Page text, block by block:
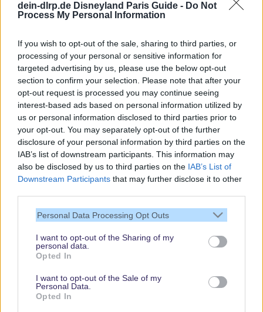
dein-dlrp.de Disneyland Paris Guide - Do Not
Process My Personal Information
If you wish to opt-out of the sale, sharing to third parties, or
processing of your personal or sensitive information for
targeted advertising by us, please use the below opt-out
section to confirm your selection. Please note that after your
opt-out request is processed you may continue seeing
interest-based ads based on personal information utilized by
us or personal information disclosed to third parties prior to
your opt-out. You may separately opt-out of the further
disclosure of your personal information by third parties on the
IAB’s list of downstream participants. This information may
also be disclosed by us to third parties on the IAB’s List of
Downstream Participants that may further disclose it to other
Personal Data Processing Opt Outs
I want to opt-out of the Sharing of my
personal data.
Opted In
I want to opt-out of the Sale of my
Personal Data.
Opted In
Spannende Lesetipps
Vielen Dank,
dass Du unsere
Seite liest.
Schau regelmäßig